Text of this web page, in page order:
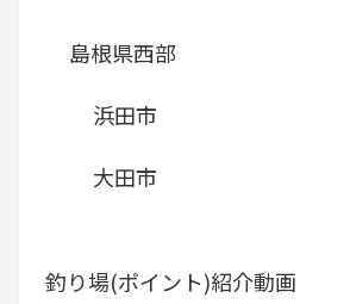
島根県西部
浜田市
大田市
釣り場(ポイント)紹介動画